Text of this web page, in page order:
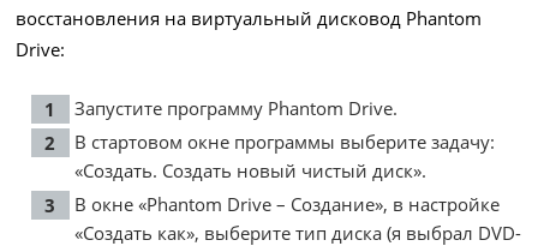
восстановления на виртуальный дисковод Phantom
Drive:
Запустите программу Phantom Drive.
В стартовом окне программы выберите задачу:
«Создать. Создать новый чистый диск».
В окне «Phantom Drive – Создание», в настройке
«Создать как», выберите тип диска (я выбрал DVD-